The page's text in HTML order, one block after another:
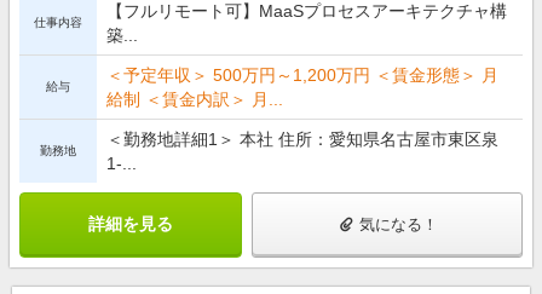
仕事内容
【フルリモート可】MaaSプロセスアーキテクチャ構
築...
給与
＜予定年収＞ 500万円～1,200万円 ＜賃金形態＞ 月
給制 ＜賃金内訳＞ 月...
勤務地
＜勤務地詳細1＞ 本社 住所：愛知県名古屋市東区泉
1-...
詳細を見る 気になる！